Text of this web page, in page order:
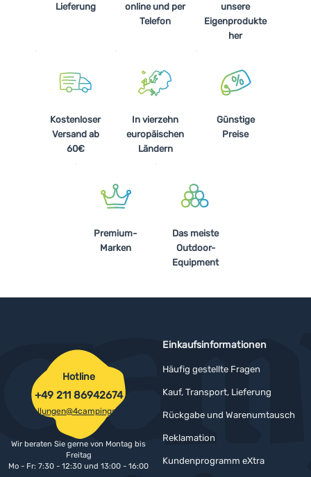
Lieferung
online und per
Telefon
unsere
Eigenprodukte
her
Kostenloser
Versand ab
60€
In vierzehn
europäischen
Ländern
Günstige
Preise
Premium-
Marken
Das meiste
Outdoor-
Equipment
Einkaufsinformationen
Häufig gestellte Fragen
Kauf, Transport, Lieferung
Rückgabe und Warenumtausch
Reklamation
Kundenprogramm eXtra
Hotline
+49 211 86942674
bestellungen@4campingshop.de
Wir beraten Sie gerne von Montag bis
Freitag
Mo - Fr: 7:30 - 12:30 und 13:00 - 16:00